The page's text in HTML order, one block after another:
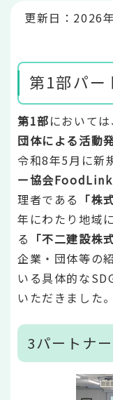
更新日：2026
第1部パー
第1部において
団体による活動
令和8年5月に新
ー協会FoodLink
理者である 「株
年にわたり地域
る 「不二建設株
企業・団体等の
いる具体的な
いただきました。
3パートナ